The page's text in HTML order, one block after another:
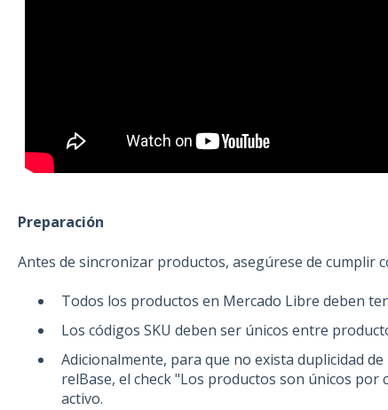
Preparación
Antes de sincronizar productos, asegúrese de cumplir
Todos los productos en Mercado Libre deben
Los códigos SKU deben ser únicos entre
Adicionalmente, para que no exista duplicidad
relBase, el check "Los productos son únicos por
activo.